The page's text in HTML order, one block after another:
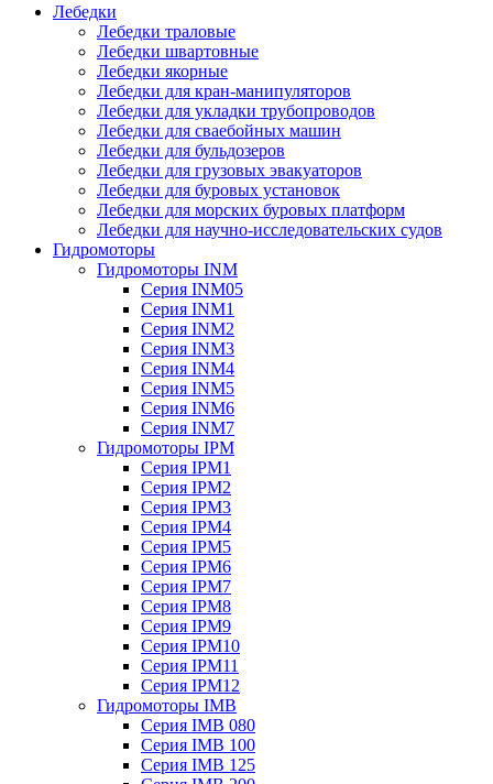
Лебедки
Лебедки траловые
Лебедки швартовные
Лебедки якорные
Лебедки для кран-манипуляторов
Лебедки для укладки трубопроводов
Лебедки для сваебойных машин
Лебедки для бульдозеров
Лебедки для грузовых эвакуаторов
Лебедки для буровых установок
Лебедки для морских буровых платформ
Лебедки для научно-исследовательских судов
Гидромоторы
Гидромоторы INM
Серия INM05
Серия INM1
Серия INM2
Серия INM3
Серия INM4
Серия INM5
Серия INM6
Серия INM7
Гидромоторы IPM
Серия IPM1
Серия IPM2
Серия IPM3
Серия IPM4
Серия IPM5
Серия IPM6
Серия IPM7
Серия IPM8
Серия IPM9
Серия IPM10
Серия IPM11
Серия IPM12
Гидромоторы IMB
Серия IMB 080
Серия IMB 100
Серия IMB 125